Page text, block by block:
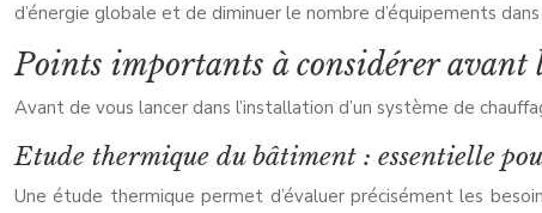
d’énergie globale et de diminuer le nombre d’équipements
Points importants à considérer avant
Avant de vous lancer dans l’installation d’un système de
Etude thermique du bâtiment : essentielle
Une étude thermique permet d’évaluer précisément les